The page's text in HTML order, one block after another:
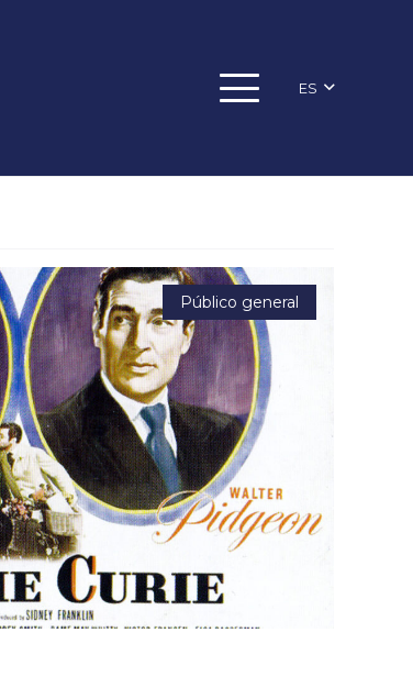
ES
Público general